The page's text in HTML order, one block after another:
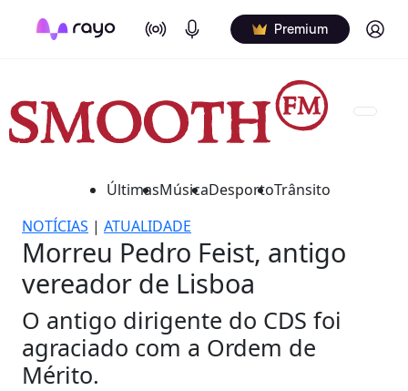
On Air Podcasts Premium Log in
ÚltimasMúsicaDesportoTrânsito
NOTÍCIAS | ATUALIDADE
Morreu Pedro Feist, antigo
vereador de Lisboa
O antigo dirigente do CDS foi
agraciado com a Ordem de
Mérito.